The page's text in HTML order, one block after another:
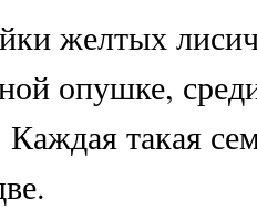
желтых
опушке,
Каждая такая